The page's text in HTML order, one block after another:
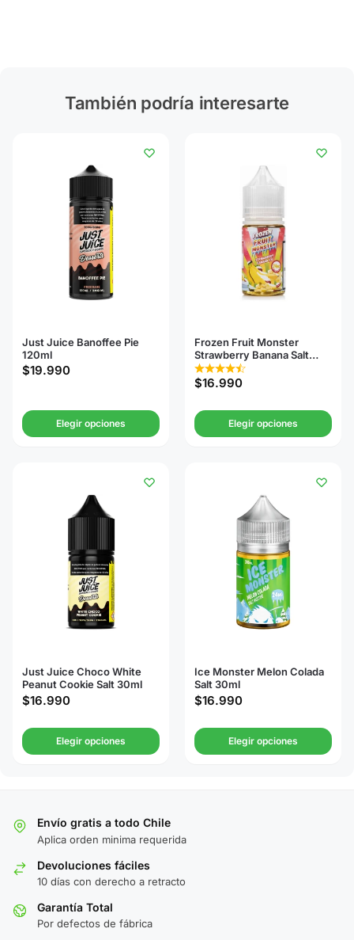
También podría interesarte
Just Juice Banoffee Pie
120ml
$19.990
Elegir opciones
Frozen Fruit Monster
Strawberry Banana Salt
30ml
$16.990
Elegir opciones
Just Juice Choco White
Peanut Cookie Salt 30ml
$16.990
Elegir opciones
Ice Monster Melon Colada
Salt 30ml
$16.990
Elegir opciones
Envío gratis a todo Chile
Aplica orden minima requerida
Devoluciones fáciles
10 días con derecho a retracto
Garantía Total
Por defectos de fábrica